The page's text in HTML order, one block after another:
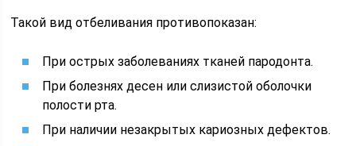
Такой вид отбеливания противопоказан:
При острых заболеваниях тканей пародонта.
При болезнях десен или слизистой оболочки
полости рта.
При наличии незакрытых кариозных дефектов.